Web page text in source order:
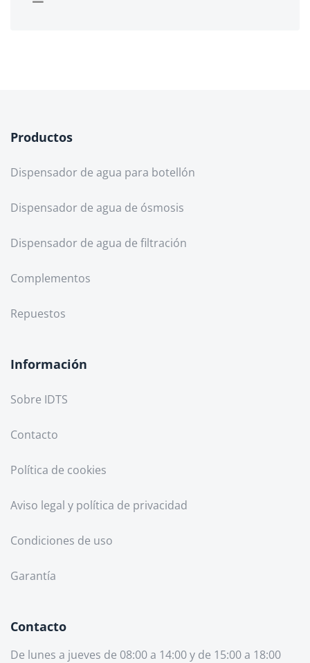
Productos
Dispensador de agua para botellón
Dispensador de agua de ósmosis
Dispensador de agua de filtración
Complementos
Repuestos
Información
Sobre IDTS
Contacto
Política de cookies
Aviso legal y política de privacidad
Condiciones de uso
Garantía
Contacto
De lunes a jueves de 08:00 a 14:00 y de 15:00 a 18:00